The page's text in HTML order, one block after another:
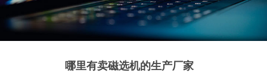
哪里有卖磁选机的生产厂家